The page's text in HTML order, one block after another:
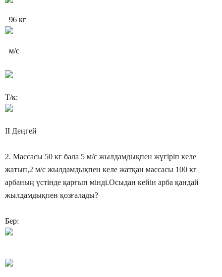
96 кг
м/с
Т/к:
ІІ Деңгей
2. Массасы 50 кг бала 5 м/с жылдамдықпен жүгіріп келе
жатып,2 м/с жылдамдықпен келе жатқан массасы 100 кг
арбаның үстінде қарғып мінді.Осыдан кейін арба қандай
жылдамдықпен қозғалады?
Бер: